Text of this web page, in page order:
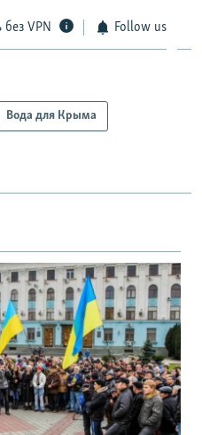
без VPN Follow us
Вода для Крыма